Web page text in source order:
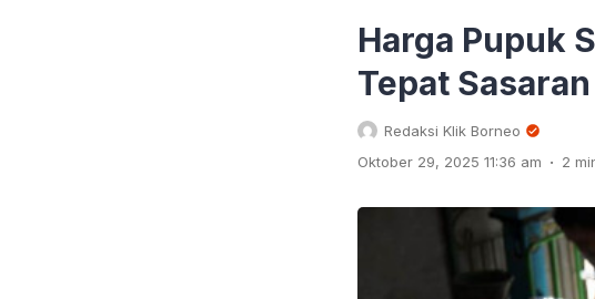
Harga Pupuk
Tepat Sasaran
Redaksi Klik Borneo
Oktober 29, 2025 11:36 am . 2